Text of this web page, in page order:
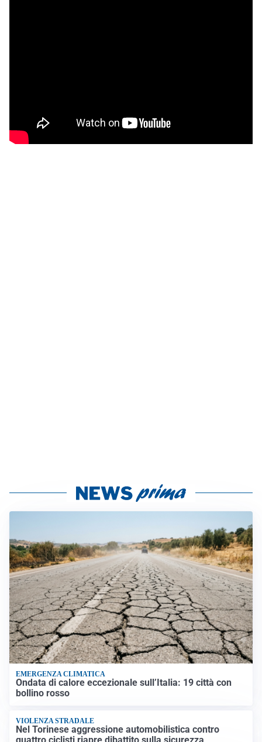
EMERGENZA CLIMATICA
Ondata di calore eccezionale sull’Italia: 19 città con
bollino rosso
VIOLENZA STRADALE
Nel Torinese aggressione automobilistica contro